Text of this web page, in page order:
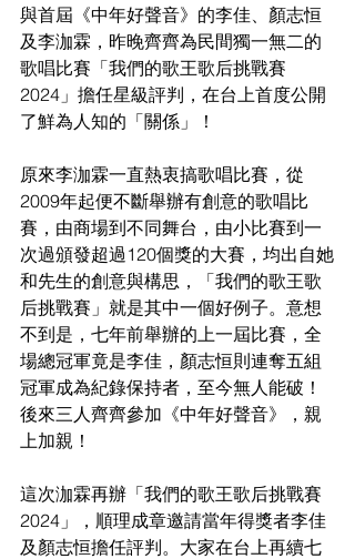
與首屆《中年好聲音》的李佳、顏志恒
及李泇霖，昨晚齊齊為民間獨一無二的
歌唱比賽「我們的歌王歌后挑戰賽
2024」擔任星級評判，在台上首度公開
了鮮為人知的「關係」！
原來李泇霖一直熱衷搞歌唱比賽，從
2009年起便不斷舉辦有創意的歌唱比
賽，由商場到不同舞台，由小比賽到一
次過頒發超過120個獎的大賽，均出自她
和先生的創意與構思，「我們的歌王歌
后挑戰賽」就是其中一個好例子。意想
不到是，七年前舉辦的上一屆比賽，全
場總冠軍竟是李佳，顏志恒則連奪五組
冠軍成為紀錄保持者，至今無人能破！
後來三人齊齊參加《中年好聲音》，親
上加親！
這次泇霖再辦「我們的歌王歌后挑戰賽
2024」，順理成章邀請當年得獎者李佳
及顏志恒擔任評判。大家在台上再續七